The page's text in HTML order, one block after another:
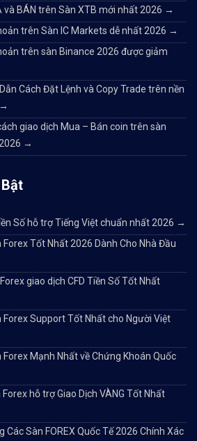
và BÁN trên Sàn XTB mới nhất 2026 →
trên Sàn IC Markets dễ nhất 2026 →
trên sàn Binance 2026 được giảm
Cách Đặt Lệnh và Copy Trade trên nền
→
giao dịch Mua – Bán coin trên sàn
→
Số hỗ trợ Tiếng Việt chuẩn nhất 2026 →
Tốt Nhất 2026 Dành Cho Nhà Đầu
giao dịch CFD Tiền Số Tốt Nhất
Forex Support Tốt Nhất cho Người Việt
Mạnh Nhất về Chứng Khoán Quốc
hỗ trợ Giao Dịch VÀNG Tốt Nhất
Các Sàn FOREX Quốc Tế 2026 Chính Xác